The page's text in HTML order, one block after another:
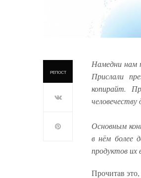
РЕПОСТ
Намедни нам
Прислали
копирайт.
человечеству
Основным
в нём более
продуктов их
Прочитав